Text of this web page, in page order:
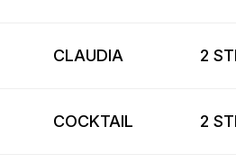
CLAUDIA 2
COCKTAIL 2